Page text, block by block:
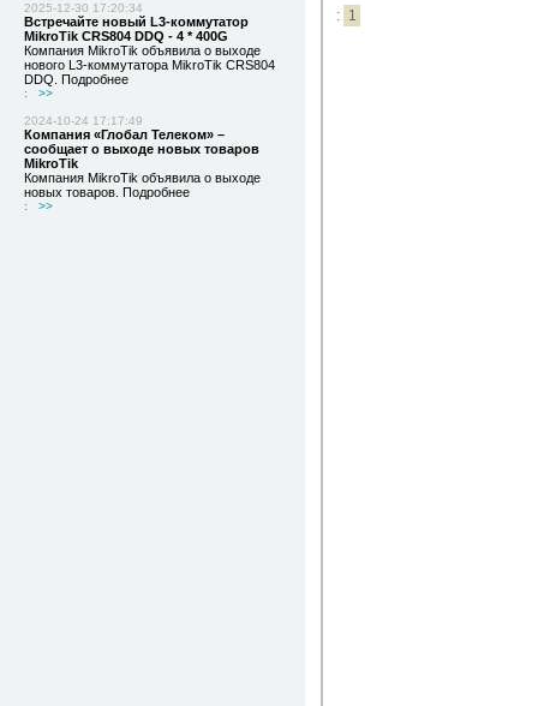
2025-12-30 17:20:34
Встречайте новый L3-коммутатор
MikroTik CRS804 DDQ - 4 * 400G
Компания MikroTik объявила о выходе
нового L3-коммутатора MikroTik CRS804
DDQ. Подробнее
: >>
2024-10-24 17:17:49
Компания «Глобал Телеком» –
сообщает о выходе новых товаров
MikroTik
Компания MikroTik объявила о выходе
новых товаров. Подробнее
: >>
: 1